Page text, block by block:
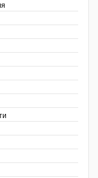
технологии
вертикаль
и безопасность
и охрана недр